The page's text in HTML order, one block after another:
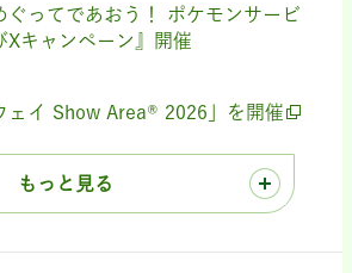
ぐってであおう！ ポケモンサービ
Xキャンペーン』開催
ェイ Show Area® 2026」を開催
もっと見る